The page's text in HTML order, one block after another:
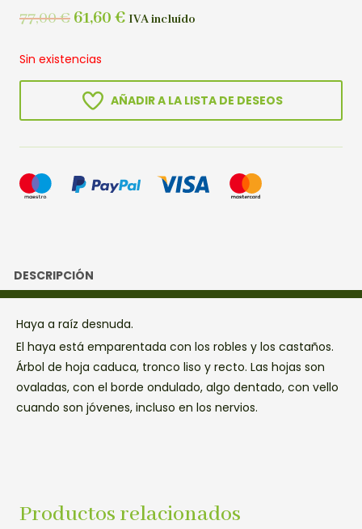
77,00€ 61,60 € IVA incluído
Sin existencias
AÑADIR A LA LISTA DE DESEOS
DESCRIPCIÓN
Haya a raíz desnuda.
El haya está emparentada con los robles y los castaños.
Árbol de hoja caduca, tronco liso y recto. Las hojas son
ovaladas, con el borde ondulado, algo dentado, con vello
cuando son jóvenes, incluso en los nervios.
Productos relacionados